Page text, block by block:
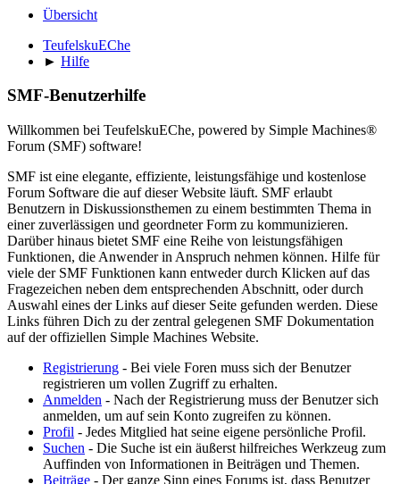
Übersicht
TeufelskuEChe
► Hilfe
SMF-Benutzerhilfe
Willkommen bei TeufelskuEChe, powered by Simple Machines®
Forum (SMF) software!
SMF ist eine elegante, effiziente, leistungsfähige und kostenlose
Forum Software die auf dieser Website läuft. SMF erlaubt
Benutzern in Diskussionsthemen zu einem bestimmten Thema in
einer zuverlässigen und geordneter Form zu kommunizieren.
Darüber hinaus bietet SMF eine Reihe von leistungsfähigen
Funktionen, die Anwender in Anspruch nehmen können. Hilfe für
viele der SMF Funktionen kann entweder durch Klicken auf das
Fragezeichen neben dem entsprechenden Abschnitt, oder durch
Auswahl eines der Links auf dieser Seite gefunden werden. Diese
Links führen Dich zu der zentral gelegenen SMF Dokumentation
auf der offiziellen Simple Machines Website.
Registrierung - Bei viele Foren muss sich der Benutzer
registrieren um vollen Zugriff zu erhalten.
Anmelden - Nach der Registrierung muss der Benutzer sich
anmelden, um auf sein Konto zugreifen zu können.
Profil - Jedes Mitglied hat seine eigene persönliche Profil.
Suchen - Die Suche ist ein äußerst hilfreiches Werkzeug zum
Auffinden von Informationen in Beiträgen und Themen.
Beiträge - Der ganze Sinn eines Forums ist, dass Benutzer